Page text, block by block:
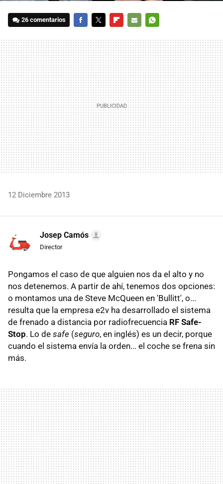
26 comentarios
MAIL
12 Diciembre 2013
Josep Camós
Director
Pongamos el caso de que alguien nos da el alto y no
nos detenemos. A partir de ahí, tenemos dos opciones:
o montamos una de Steve McQueen en 'Bullitt', o...
resulta que la empresa e2v ha desarrollado el sistema
de frenado a distancia por radiofrecuencia RF Safe-
Stop. Lo de safe (seguro, en inglés) es un decir, porque
cuando el sistema envía la orden... el coche se frena sin
más.